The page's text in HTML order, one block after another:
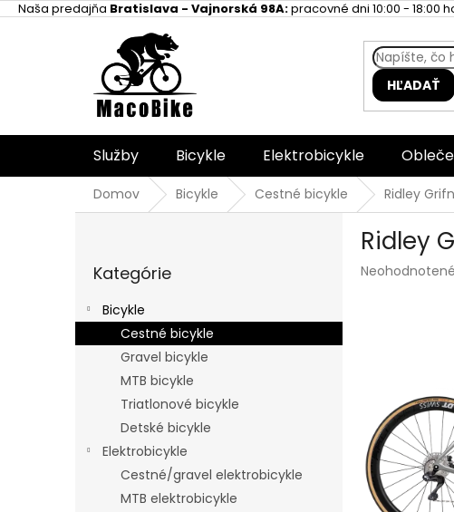
PrejsťNaša predajňa Bratislava - Vajnorská 98A:pracovné dni 10:00 - 18:00
HĽADAŤ
Služby Bicykle Elektrobicykle
Domov Bicykle Cestné bicykle Ridley
p
a
kategórie
Kategórie
Bicykle
Cestné bicykle
Gravel bicykle
MTB bicykle
Triatlonové bicykle
Detské bicykle
Elektrobicykle
Cestné/gravel elektrobicykle
MTB elektrobicykle
Ridley
Priemerné
Neohodnotené